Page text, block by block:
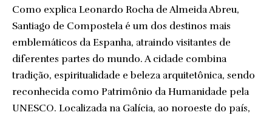
Como explica Leonardo Rocha de Almeida Abreu,
Santiago de Compostela é um dos destinos mais
emblemáticos da Espanha, atraindo visitantes de
diferentes partes do mundo. A cidade combina
tradição, espiritualidade e beleza arquitetônica, sendo
reconhecida como Patrimônio da Humanidade pela
UNESCO. Localizada na Galícia, ao noroeste do país,